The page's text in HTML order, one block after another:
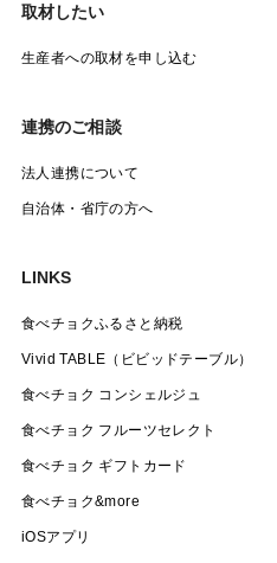
取材したい
生産者への取材を申し込む
連携のご相談
法人連携について
自治体・省庁の方へ
LINKS
食べチョクふるさと納税
Vivid TABLE（ビビッドテーブル）
食べチョク コンシェルジュ
食べチョク フルーツセレクト
食べチョク ギフトカード
食べチョク&more
iOSアプリ